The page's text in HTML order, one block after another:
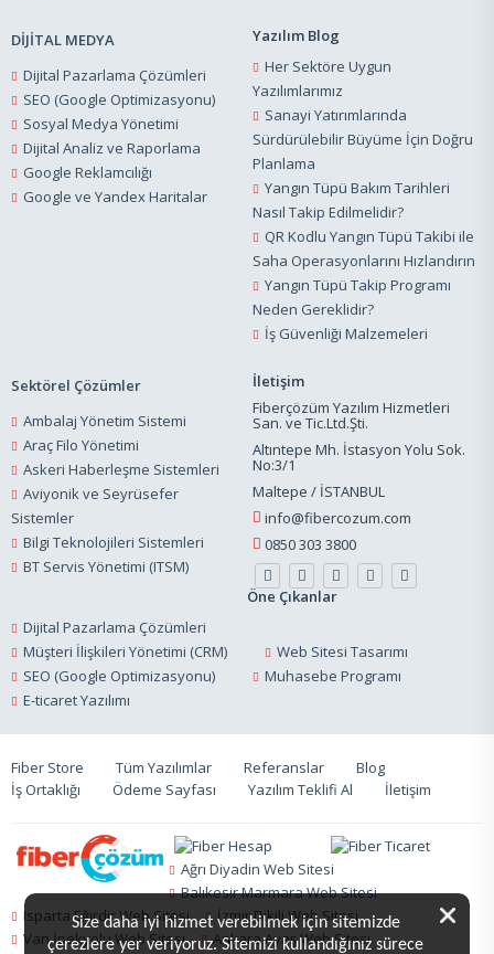
DİJİTAL MEDYA
Dijital Pazarlama Çözümleri
SEO (Google Optimizasyonu)
Sosyal Medya Yönetimi
Dijital Analiz ve Raporlama
Google Reklamcılığı
Google ve Yandex Haritalar
Yazılım Blog
Her Sektöre Uygun
Yazılımlarımız
Sanayi Yatırımlarında
Sürdürülebilir Büyüme İçin Doğru
Planlama
Yangın Tüpü Bakım Tarihleri
Nasıl Takip Edilmelidir?
QR Kodlu Yangın Tüpü Takibi ile
Saha Operasyonlarını Hızlandırın
Yangın Tüpü Takip Programı
Neden Gereklidir?
İş Güvenliği Malzemeleri
Sektörel Çözümler
Ambalaj Yönetim Sistemi
Araç Filo Yönetimi
Askeri Haberleşme Sistemleri
Aviyonik ve Seyrüsefer
Sistemler
Bilgi Teknolojileri Sistemleri
BT Servis Yönetimi (ITSM)
İletişim
Fiberçözüm Yazılım Hizmetleri
San. ve Tic.Ltd.Şti.
Altıntepe Mh. İstasyon Yolu Sok.
No:3/1
Maltepe / İSTANBUL
info@fibercozum.com
0850 303 3800
Öne Çıkanlar
Dijital Pazarlama Çözümleri
Müşteri İlişkileri Yönetimi (CRM)
Web Sitesi Tasarımı
SEO (Google Optimizasyonu)
Muhasebe Programı
E-ticaret Yazılımı
Fiber Store Tüm Yazılımlar Referanslar
Blog
İş Ortaklığı
Ödeme Sayfası Yazılım Teklifi Al İletişim
Ağrı Diyadin Web Sitesi
Balıkesir Marmara Web Sitesi
Isparta Eğirdir Web Sitesi
İzmir Dikili Web Sitesi
Van İpekyolu Web Sitesi
Ankara Ayaş Web Sitesi
Size daha iyi hizmet verebilmek için sitemizde
çerezlere yer veriyoruz. Sitemizi kullandığınız sürece